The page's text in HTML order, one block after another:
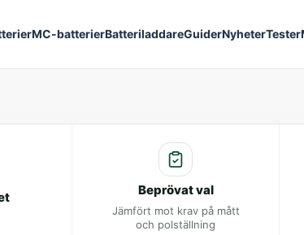
MC-batterierBatteriladdareGuiderNyheterTester
Beprövat val
Jämfört mot krav på mått
och polställning